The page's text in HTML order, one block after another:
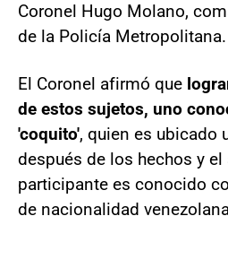
Coronel Hugo Molano,
de la Policía Metropolitana.
El Coronel afirmó que
de estos sujetos, uno
'coquito', quien es ubicado
después de los hechos y el
participante es conocido
de nacionalidad